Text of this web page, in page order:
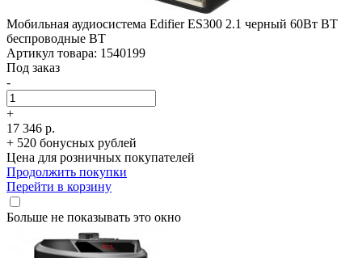
Мобильная аудиосистема Edifier ES300 2.1 черный 60Вт BT
беспроводные BT
Артикул товара: 1540199
Под заказ
-
+
17 346 р.
+ 520 бонусных рублей
Цена для розничных покупателей
Продолжить покупки
Перейти в корзину
Больше не показывать это окно